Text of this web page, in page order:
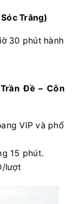
Trăng)
30 phút hành
Đề – Côn
VIP và phổ
15 phút.
lượt